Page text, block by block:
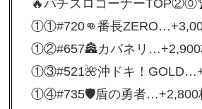
🔥パチスロコーナー
①①#720👊番長
①②#657🏯カバネリ…+2,900
①③#521🌺沖ドキ！
①④#735🛡盾の勇者…+2,800